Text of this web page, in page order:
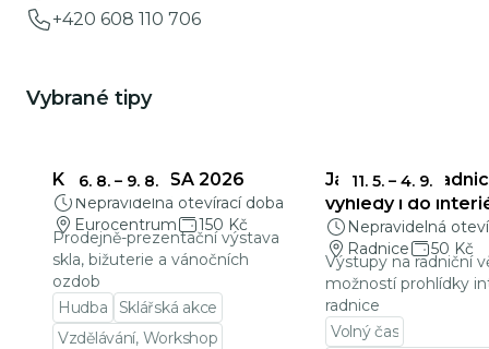
+420 608 110 706
Vybrané tipy
6. 8. – 9. 8.
KŘEHKÁ KRÁSA 2026
Nepravidelná otevírací doba
Eurocentrum
150 Kč
Prodejně-prezentační výstava
skla, bižuterie a vánočních
ozdob
Hudba
Sklářská akce
Vzdělávání, Workshop
11. 5. – 4. 9.
Jablonecká
výhledy i do
Nepravidelná
Radnice
50 Kč
Výstupy na radniční
možností prohlídky
radnice
Volný čas